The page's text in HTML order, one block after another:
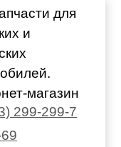
для
и
магазин
299-299-7